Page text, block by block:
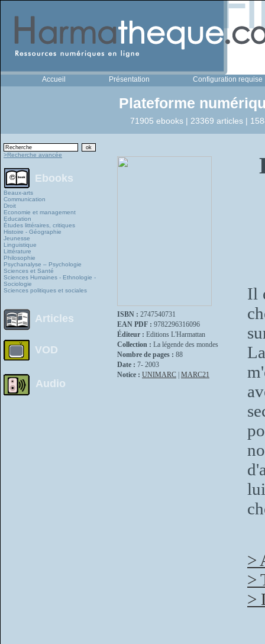
Accueil Présentation Configuration requise
Plateforme
71905 ebooks | 23369 articles |
>Recherche avancée
Ebooks
Beaux-arts
Communication
Droit
Economie et management
Education
Études littéraires, critiques
Histoire - Géographie
Jeunesse
Linguistique
Littérature
Philosophie
Psychanalyse – Psychologie
Sciences et Santé
Sciences Humaines - Ethnologie -
Sociologie
Sciences politiques et sociales
Articles
VOD
Audio
ISBN : 2747540731
EAN PDF : 9782296316096
Éditeur : Editions L'Harmattan
Collection : La légende des mondes
Nombre de pages : 88
Date : 7- 2003
Notice : UNIMARC MARC21
Il
>
>
>